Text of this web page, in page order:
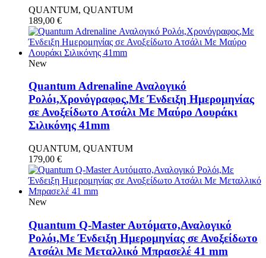
QUANTUM, QUANTUM
189,00 €
New
Quantum Adrenaline Αναλογικό
Ρολόι,Χρονόγραφος,Με Ένδειξη Ημερομηνίας
σε Ανοξείδωτο Ατσάλι Με Μαύρο Λουράκι
Σιλικόνης 41mm
QUANTUM, QUANTUM
179,00 €
New
Quantum Q-Master Aυτόματο,Αναλογικό
Ρολόι,Με Ένδειξη Ημερομηνίας σε Ανοξείδωτο
Ατσάλι Με Μεταλλικό Μπρασελέ 41 mm